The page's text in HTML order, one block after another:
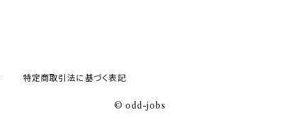
特定商取引法に基づく表記
© odd-jobs